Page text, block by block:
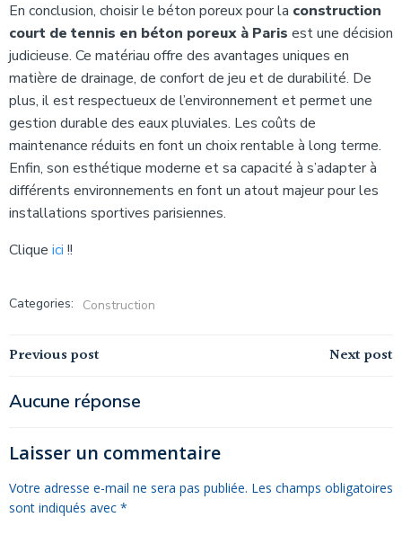
En conclusion, choisir le béton poreux pour la construction
court de tennis en béton poreux à Paris est une décision
judicieuse. Ce matériau offre des avantages uniques en
matière de drainage, de confort de jeu et de durabilité. De
plus, il est respectueux de l’environnement et permet une
gestion durable des eaux pluviales. Les coûts de
maintenance réduits en font un choix rentable à long terme.
Enfin, son esthétique moderne et sa capacité à s’adapter à
différents environnements en font un atout majeur pour les
installations sportives parisiennes.
Clique ici !!
Categories: Construction
Navigation
de
l’article
Previous post Navigation
l’article
Next post
Aucune réponse
Laisser un commentaire
Votre adresse e-mail ne sera pas publiée. Les champs obligatoires
sont indiqués avec *